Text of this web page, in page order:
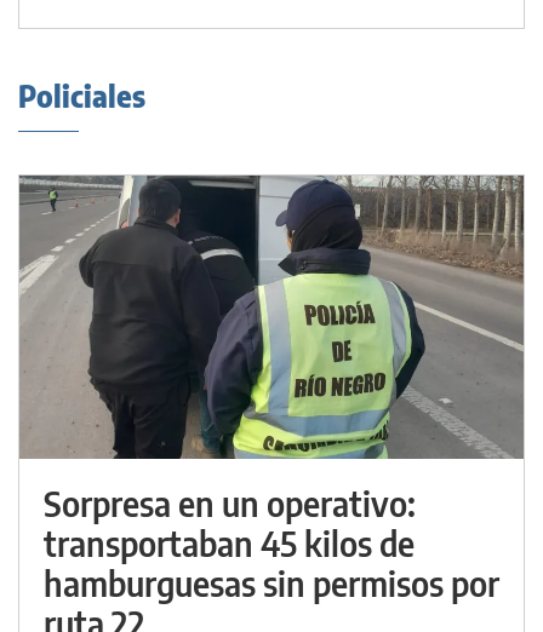
Policiales
Sorpresa en un operativo:
transportaban 45 kilos de
hamburguesas sin permisos por
ruta 22